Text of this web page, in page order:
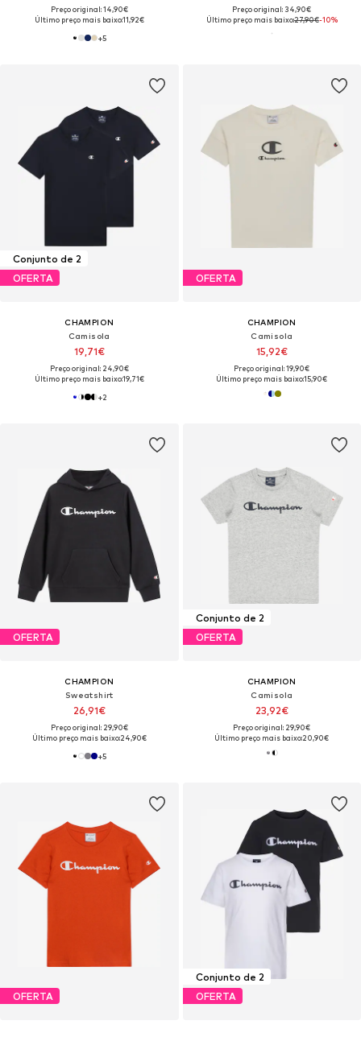
Preço original: 14,90€
Último preço mais baixo:11,92€
+5
Preço original: 34,90€
Último preço mais baixo:27,90€-10%
Conjunto de 2
OFERTA
CHAMPION
Camisola
19,71€
Preço original: 24,90€
Último preço mais baixo:19,71€
+2
OFERTA
CHAMPION
Camisola
15,92€
Preço original: 19,90€
Último preço mais baixo:15,90€
OFERTA
CHAMPION
Sweatshirt
26,91€
Preço original: 29,90€
Último preço mais baixo:24,90€
+5
Conjunto de 2
OFERTA
CHAMPION
Camisola
23,92€
Preço original: 29,90€
Último preço mais baixo:20,90€
OFERTA
Conjunto de 2
OFERTA